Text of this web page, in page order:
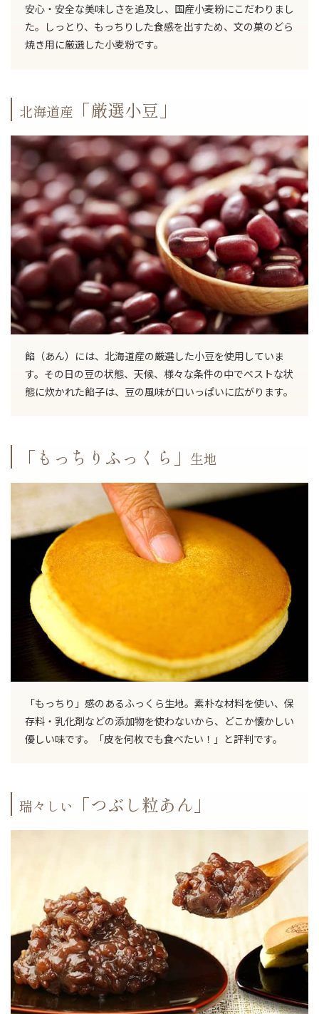
安心・安全な美味しさを追及し、国産小麦粉にこだわりまし
た。しっとり、もっちりした食感を出すため、文の菓のどら
焼き用に厳選した小麦粉です。
北海道産 「厳選小豆」
餡（あん）には、北海道産の厳選した小豆を使用していま
す。その日の豆の状態、天候、様々な条件の中でベストな状
態に炊かれた餡子は、豆の風味が口いっぱいに広がります。
「もっちりふっくら」 生地
「もっちり」感のあるふっくら生地。素朴な材料を使い、保
存料・乳化剤などの添加物を使わないから、どこか懐かしい
優しい味です。「皮を何枚でも食べたい！」と評判です。
瑞々しい 「つぶし粒あん」
ご注文手続きに進む